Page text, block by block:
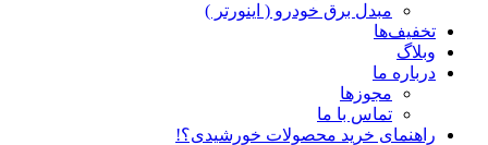
مبدل برق خودرو ( اینورتر )
تخفیف‌ها
وبلاگ
درباره ما
مجوزها
تماس با ما
راهنمای خرید محصولات خورشیدی؟!